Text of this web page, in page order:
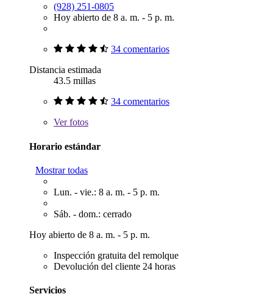
(928) 251-0805
Hoy abierto de 8 a. m. - 5 p. m.
34 comentarios
Distancia estimada
43.5 millas
34 comentarios
Verfotos
Horario estándar
Mostrar todas
Lun. - vie.: 8 a. m. - 5 p. m.
Sáb. - dom.: cerrado
Hoy abierto de 8 a. m. - 5 p. m.
Inspección gratuita del remolque
Devolución del cliente 24 horas
Servicios